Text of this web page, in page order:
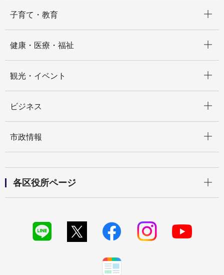
子育て・教育
健康・医療・福祉
観光・イベント
ビジネス
市政情報
各区役所ページ